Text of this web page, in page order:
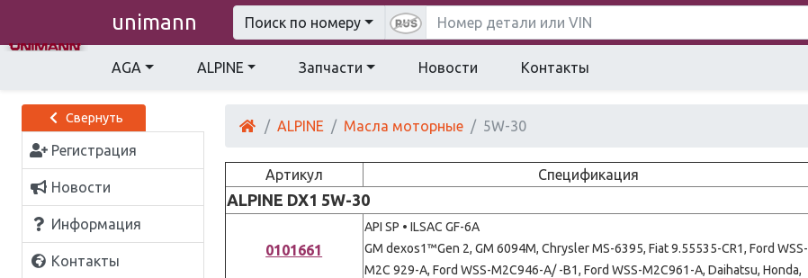
unimann Поиск по номеру
AGA ALPINE Запчасти Новости Контакты
Свернуть
Регистрация
Новости
Информация
Контакты
ALPINE Масла моторные 5W-30
Артикул Спецификация
ALPINE DX1 5W-30
0101661
API SP • ILSAC GF-6A
GM dexos1™Gen 2, GM 6094M, Chrysler MS-6395, Fiat 9.55535-CR1, Ford WSS-
M2C 929-A, Ford WSS-M2C946-A/ -B1, Ford WSS-M2C961-A, Daihatsu, Honda,